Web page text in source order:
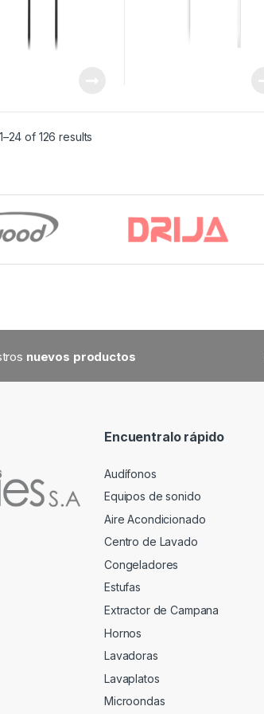
of 126 results
nuevos productos
Encuentralo rápido
Audífonos
Equipos de sonido
Aire Acondicionado
Centro de Lavado
Congeladores
Estufas
Extractor de Campana
Hornos
Lavadoras
Lavaplatos
Microondas